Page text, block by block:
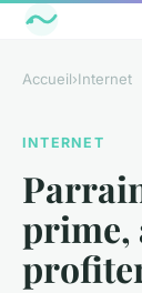
Accueil›Internet
INTERNET
prime,